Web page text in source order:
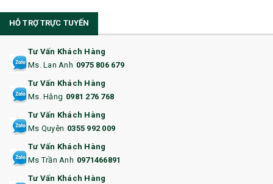
11. CỐC/BÌNH GIỮ NHIỆT
12. BÌNH NƯỚC
14. HỘP/VÍ ĐỰNG NAMECARD
15. BỘ BẤM MÓNG
16. BAO HỘ CHIẾU
HỖ TRỢ TRỰC TUYẾN
Tư Vấn Khách Hàng
Ms. Lan Anh 0975 806 679
Tư Vấn Khách Hàng
Ms. Hằng 0981 276 768
Tư Vấn Khách Hàng
Ms Quyên 0355 992 009
Tư Vấn Khách Hàng
Ms Trần Anh 0971466891
Tư Vấn Khách Hàng